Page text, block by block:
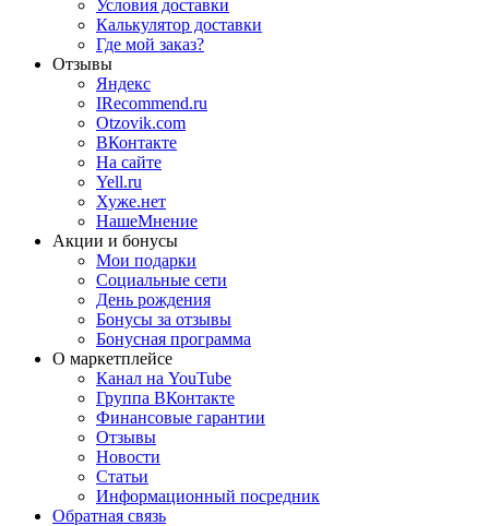
Условия доставки
Калькулятор доставки
Где мой заказ?
Отзывы
Яндекс
IRecommend.ru
Otzovik.com
ВКонтакте
На сайте
Yell.ru
Хуже.нет
НашеМнение
Акции и бонусы
Мои подарки
Социальные сети
День рождения
Бонусы за отзывы
Бонусная программа
О маркетплейсе
Канал на YouTube
Группа ВКонтакте
Финансовые гарантии
Отзывы
Новости
Статьи
Информационный посредник
Обратная связь